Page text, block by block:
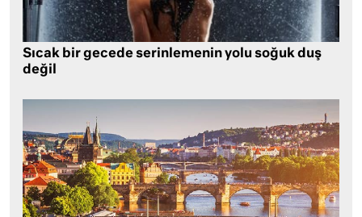
Sıcak bir gecede serinlemenin yolu soğuk duş
değil